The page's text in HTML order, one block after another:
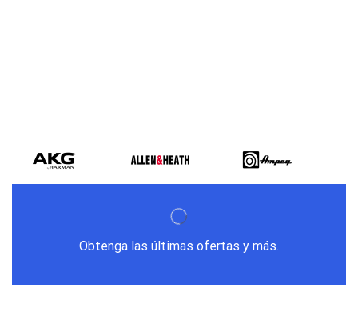
Obtenga las últimas ofertas y más.